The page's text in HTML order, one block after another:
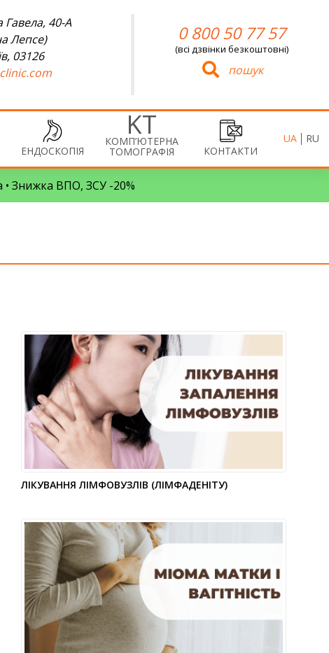
Гавела, 40-А
Лепсе)
03126
0 800 50 77 57
(всі дзвінки безкоштовні)
пошук
ЕНДОСКОПІЯ
КОМП’ЮТЕРНА
ТОМОГРАФІЯ КОНТАКТИ
UA RU
• Знижка ВПО, ЗСУ -20%
ЛІКУВАННЯ ЛІМФОВУЗЛІВ (ЛІМФАДЕНІТУ)